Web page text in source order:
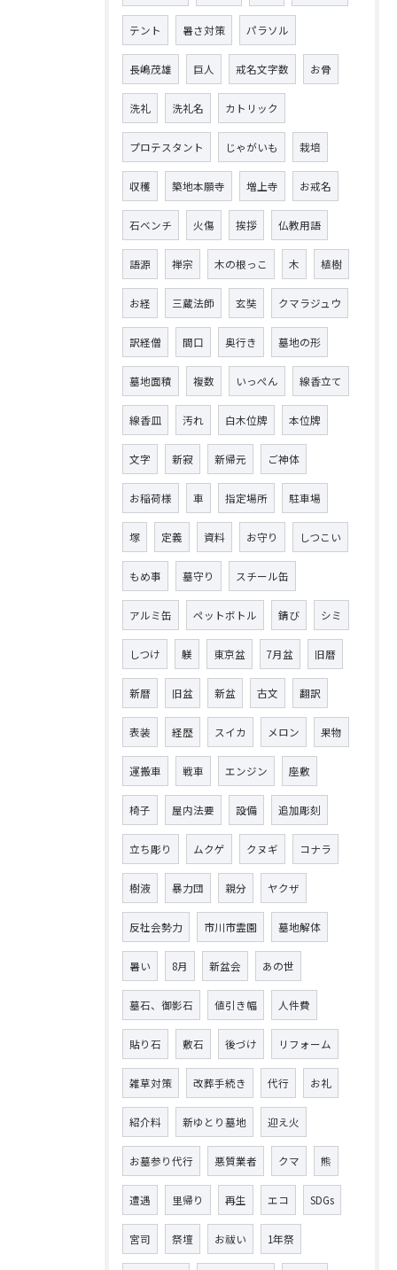
テント 暑さ対策 パラソル
長嶋茂雄 巨人 戒名文字数 お骨
洗礼 洗礼名 カトリック
プロテスタント じゃがいも 栽培
収穫 築地本願寺 増上寺 お戒名
石ベンチ 火傷 挨拶 仏教用語
語源 禅宗 木の根っこ 木 植樹
お経 三蔵法師 玄奘 クマラジュウ
訳経僧 間口 奥行き 墓地の形
墓地面積 複数 いっぺん 線香立て
線香皿 汚れ 白木位牌 本位牌
文字 新寂 新帰元 ご神体
お稲荷様 車 指定場所 駐車場
塚 定義 資料 お守り しつこい
もめ事 墓守り スチール缶
アルミ缶 ペットボトル 錆び シミ
しつけ 躾 東京盆 7月盆 旧暦
新暦 旧盆 新盆 古文 翻訳
表装 経歴 スイカ メロン 果物
運搬車 戦車 エンジン 座敷
椅子 屋内法要 設備 追加彫刻
立ち彫り ムクゲ クヌギ コナラ
樹液 暴力団 親分 ヤクザ
反社会勢力 市川市霊園 墓地解体
暑い 8月 新盆会 あの世
墓石、御影石 値引き幅 人件費
貼り石 敷石 後づけ リフォーム
雑草対策 改葬手続き 代行 お礼
紹介料 新ゆとり墓地 迎え火
お墓参り代行 悪質業者 クマ 熊
遭遇 里帰り 再生 エコ SDGs
宮司 祭壇 お祓い 1年祭